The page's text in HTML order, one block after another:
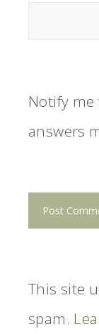
Notify
answers
This site
spam.